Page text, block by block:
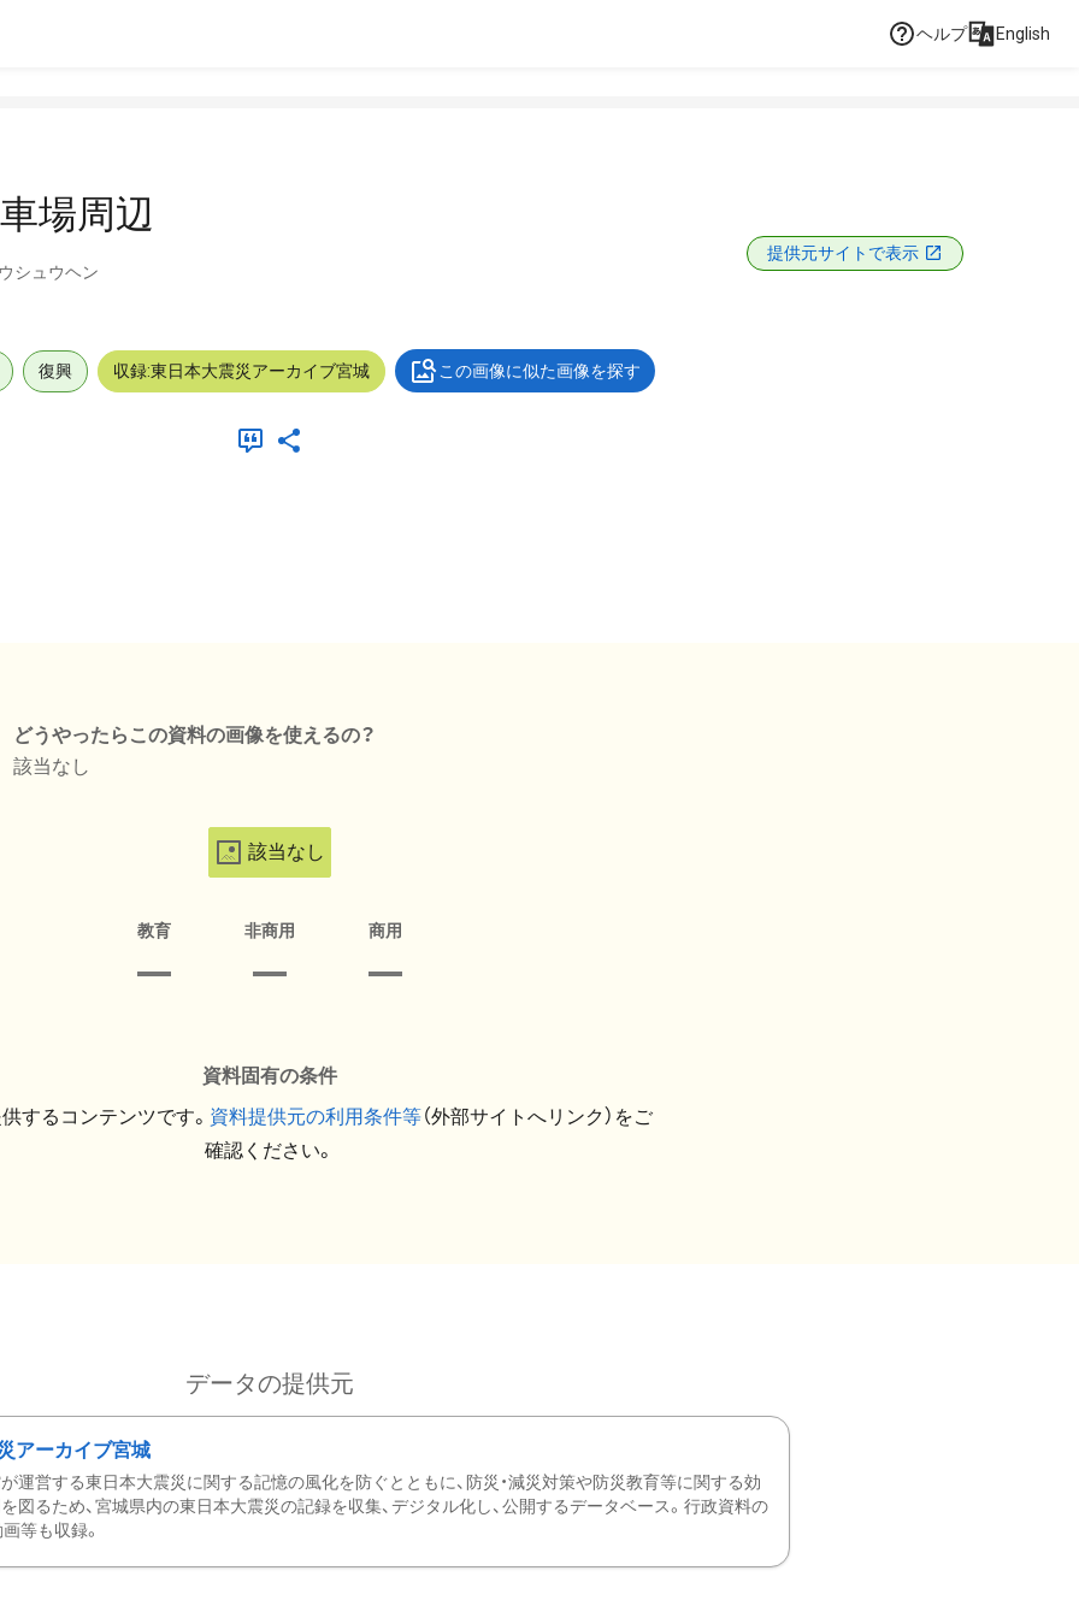
ヘルプ English
場周辺
シュウヘン
提供元サイトで表示
復興 収録:東日本大震災アーカイブ宮城 この画像に似た画像を探す
どうやったらこの資料の画像を使えるの？
該当なし
該当なし
教育 非商用 商用
資料固有の条件
するコンテンツです。 資料提供元の利用条件等（外部サイトへリンク）をご
確認ください。
データの提供元
アーカイブ宮城
運営する東日本大震災に関する記憶の風化を防ぐとともに、防災・減災対策や防災教育等に関する効
図るため、宮城県内の東日本大震災の記録を収集、デジタル化し、公開するデータベース。行政資料の
等も収録。